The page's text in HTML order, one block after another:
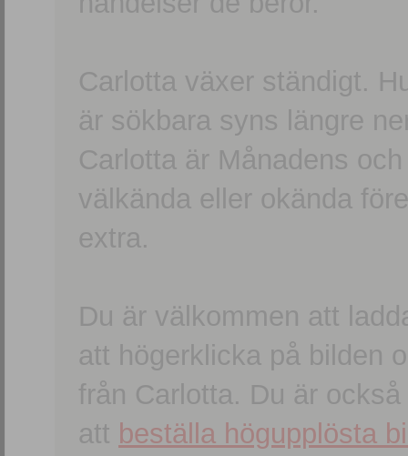
Carlotta växer ständigt.
är sökbara syns längre
Carlotta är Månadens
välkända eller okända
extra.
Du är välkommen att
att högerklicka på bilden
från Carlotta. Du är
att beställa högupplösta